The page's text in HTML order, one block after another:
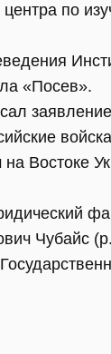
по
«Посев».
Востоке
Чубайс